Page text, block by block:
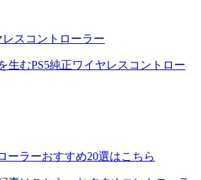
レスコントローラー
生むPS5純正ワイヤレスコントロー
ーラーおすすめ20選はこちら